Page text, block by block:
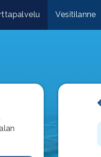
Vesitilanne